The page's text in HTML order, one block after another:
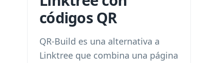
códigos QR
QR-Build es una alternativa a
Linktree que combina una página